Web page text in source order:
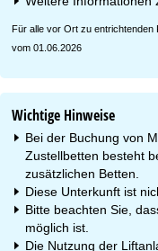
Für alle vor Ort zu entrichtenden
vom 01.06.2026
Wichtige Hinweise
Bei der Buchung von
Zustellbetten besteht
zusätzlichen Betten.
Diese Unterkunft ist
Bitte beachten Sie,
möglich ist.
Die Nutzung der